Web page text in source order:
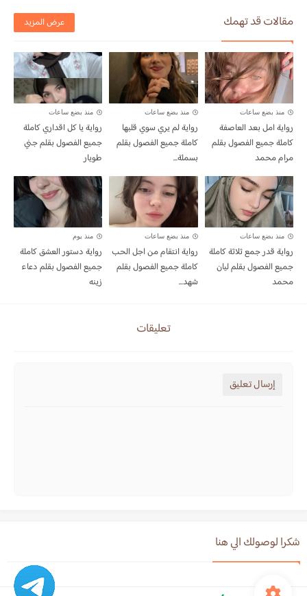
مقالات قد تهمك عرض المزيد
منذ بضع ساعات
رواية امل بعد العاصفة
كاملة جميع الفصول بقلم
مرام محمد
منذ بضع ساعات
رواية لم يري سوي قلبها
كاملة جميع الفصول بقلم
بسملة...
منذ بضع ساعات
رواية يا كل اقداري كاملة
جميع الفصول بقلم جني
طويار
منذ بضع ساعات
رواية قدر جمع ثلاثة كاملة
جميع الفصول بقلم ليان
محمد
منذ بضع ساعات
رواية انتقام من اجل الحب
كاملة جميع الفصول بقلم
شهد...
منذ يوم
رواية دستور العشق كاملة
جميع الفصول بقلم دعاء
زينه
تعليقات
إرسال تعليق
شكرا لوصولك الي هنا